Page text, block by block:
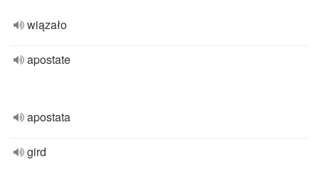
wiązało
apostate
apostata
gird